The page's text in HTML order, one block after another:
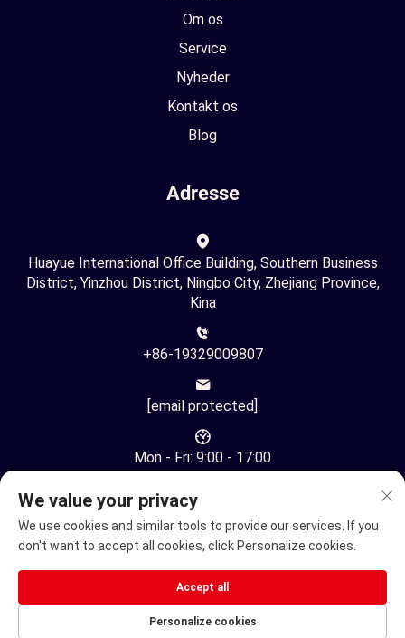
Om os
Service
Nyheder
Kontakt os
Blog
Adresse
Huayue International Office Building, Southern Business
District, Yinzhou District, Ningbo City, Zhejiang Province,
Kina
+86-19329009807
[email protected]
Mon - Fri: 9:00 - 17:00
Copyright © Ningbo Youhuan Automation Technology Co., Ltd.
Alle rettigheder forbeholdes -
Elektrisk kørestol Elektriske Mobilitetsscooter
We value your privacy
We use cookies and similar tools to provide our services. If you
don't want to accept all cookies, click Personalize cookies.
Personalize cookies
Accept all